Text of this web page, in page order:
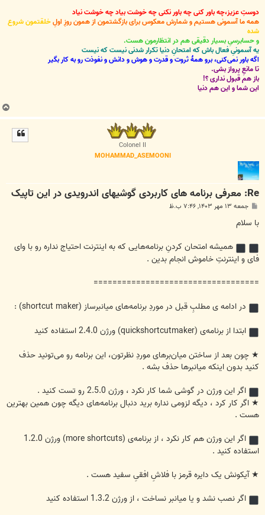
دوستِ عزیز،چه باور کنی چه باور نکنی چه خوشت بیاد چه خوشت نیاد
همه ما آسمونی هستیم و شمارش معکوس برای بازگشتمون از همون روزِ اولِخلقتمون شروع
شده
و حسابرسیِ بسیار دقیقی هم در انتظارمون هست.
یه آسمونیِ فعال باش که امتحانِ دنیا تکرار شدنی نیست که نیست
اگه باور نمی‌کنی، برو همۀ ثروت و قدرت و هوش و دانش و نفوذت رو به کار بگیر
تا مانعِ پرواز بشی.
باز هم قبول نداری ؟!
این شما و این هم دنیا
ب
ا
Colonel II
MOHAMMAD_ASEMOONI
Re: معرفی برنامه های کاربردی گوشیهای اندرویدی در این تاپیک
پ
ت
جمعه ۱۳ مهر ۱۴۰۳, ۷:۴۶ ب.ظ
با سلام
همیشه امتحان کردنِ برنامه‌هایی که به اینترنت احتیاج نداره رو با وای
فای و اینترنتِ خاموش انجام بدین .
===================================
در ادامه ی مطلبِ قبل در موردِ برنامه‌های میانبرساز (shortcut maker) :
ابتدا از برنامه‌ی (quickshortcutmaker) ورژن 2.4.0 استفاده کنید
★ چون بعد از ساختن میان‌برهای موردِ نظرتون، این برنامه رو می‌تونید حذف
کنید بدون اینکه میانبرها حذف بشه .
اگر این ورژن در گوشی شما کار نکرد ، ورژن 2.5.0 رو تست کنید .
★ اگر کار کرد ، دیگه لزومی نداره برید دنبال برنامه‌های دیگه چون همین بهترین
هست .
اگر این ورژن هم کار نکرد ، از برنامه‌ی (more shortcuts) ورژن 1.2.0
استفاده کنید .
★ آیکونش یک دایره قرمز با فلاشِ افقیِ سفید هست .
اگر نصب نشد و یا میانبر نساخت ، از ورژن 1.3.2 استفاده کنید